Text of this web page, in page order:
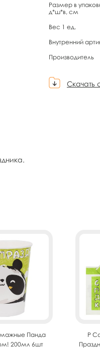
Размер в
д*ш*в, см
Вес 1 ед.
Внутренний
Производитель
Скачать
Панда
200мл 6шт
P